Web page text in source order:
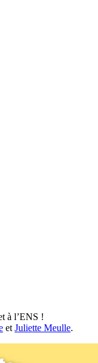
à l’ENS !
et Juliette Meulle.